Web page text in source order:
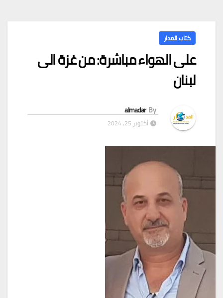
كتاب المدار
على الهواء مباشرة: من غزة الى
لبنان
By
almadar
أكتوبر 25, 2024